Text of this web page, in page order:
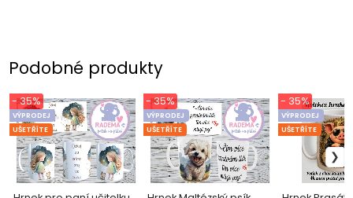
Podobné produkty
VÝPRODEJ
UŠETŘÍTE
- 35%
VÝPRODEJ
UŠETŘÍTE
- 35%
VÝPRODEJ
UŠETŘÍTE
- 35%